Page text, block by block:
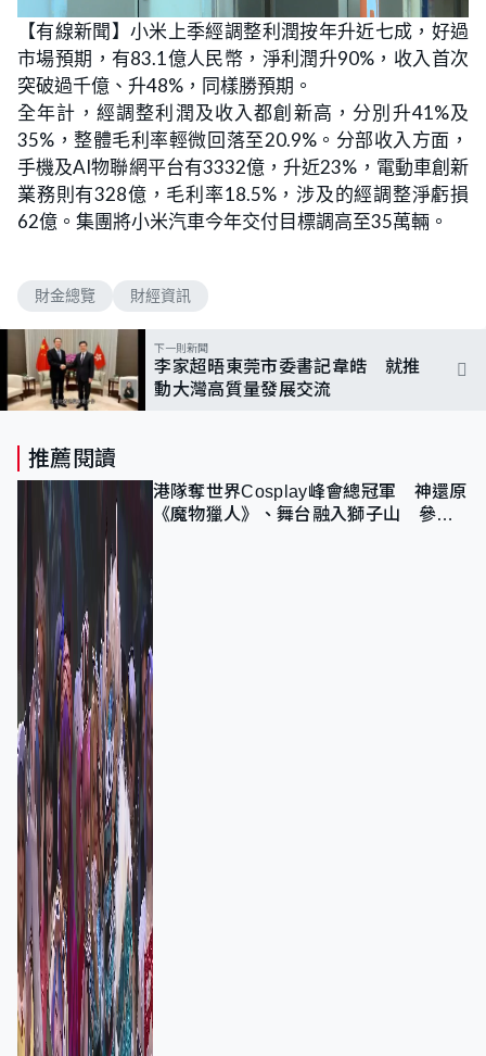
n
m
o
a
d
e
d
6
2
.
5
0
%
【有線新聞】小米上季經調整利潤按年升近七成，好過
市場預期，有83.1億人民幣，淨利潤升90%，收入首次
突破過千億、升48%，同樣勝預期。
全年計，經調整利潤及收入都創新高，分別升41%及
35%，整體毛利率輕微回落至20.9%。分部收入方面，
手機及AI物聯網平台有3332億，升近23%，電動車創新
業務則有328億，毛利率18.5%，涉及的經調整淨虧損
62億。集團將小米汽車今年交付目標調高至35萬輛。
財金總覽 財經資訊
下一則新聞
李家超晤東莞市委書記韋皓 就推
動大灣高質量發展交流
推薦閱讀
港隊奪世界Cosplay峰會總冠軍 神還原
《魔物獵人》、舞台融入獅子山 參賽